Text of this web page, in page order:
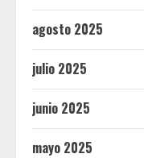
agosto 2025
julio 2025
junio 2025
mayo 2025